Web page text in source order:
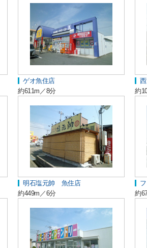
ゲオ魚住店
約611m／8分
約
明石塩元帥 魚住店
約449m／6分
約